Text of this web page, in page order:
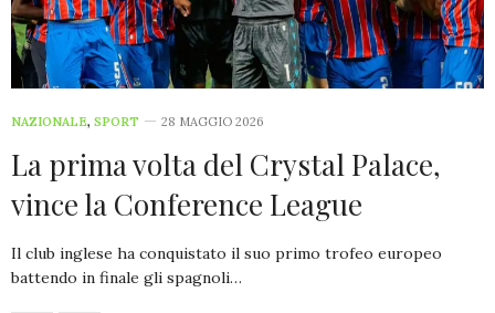
NAZIONALE, SPORT 28 MAGGIO 2026
La prima volta del Crystal Palace,
vince la Conference League
Il club inglese ha conquistato il suo primo trofeo europeo
battendo in finale gli spagnoli…